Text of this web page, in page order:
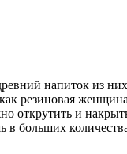
напиток из
резиновая
открутить и
больших